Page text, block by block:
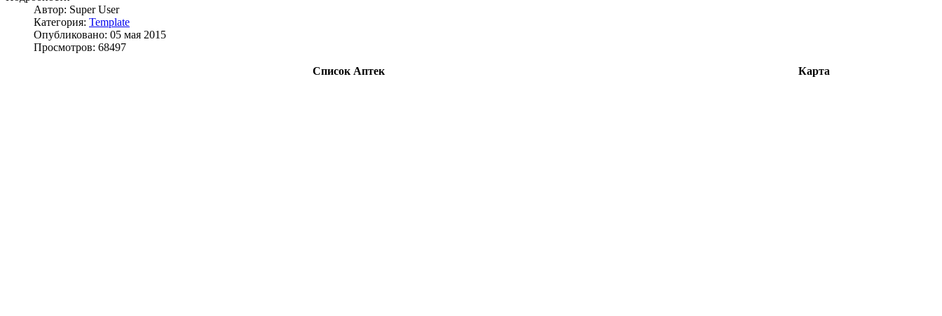
Автор: Super User
Категория: Template
Опубликовано: 05 мая 2015
Просмотров: 68497
Список Аптек
Карта